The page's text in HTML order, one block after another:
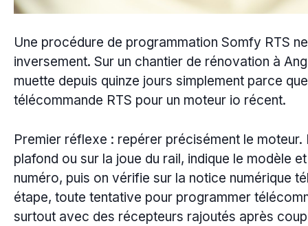
Une procédure de programmation Somfy RTS
inversement. Sur un chantier de rénovation à
muette depuis quinze jours simplement parce
télécommande RTS pour un moteur io récent.
Premier réflexe : repérer précisément le
plafond ou sur la joue du rail, indique le modèle
numéro, puis on vérifie sur la notice numérique
étape, toute tentative pour programmer
surtout avec des récepteurs rajoutés après